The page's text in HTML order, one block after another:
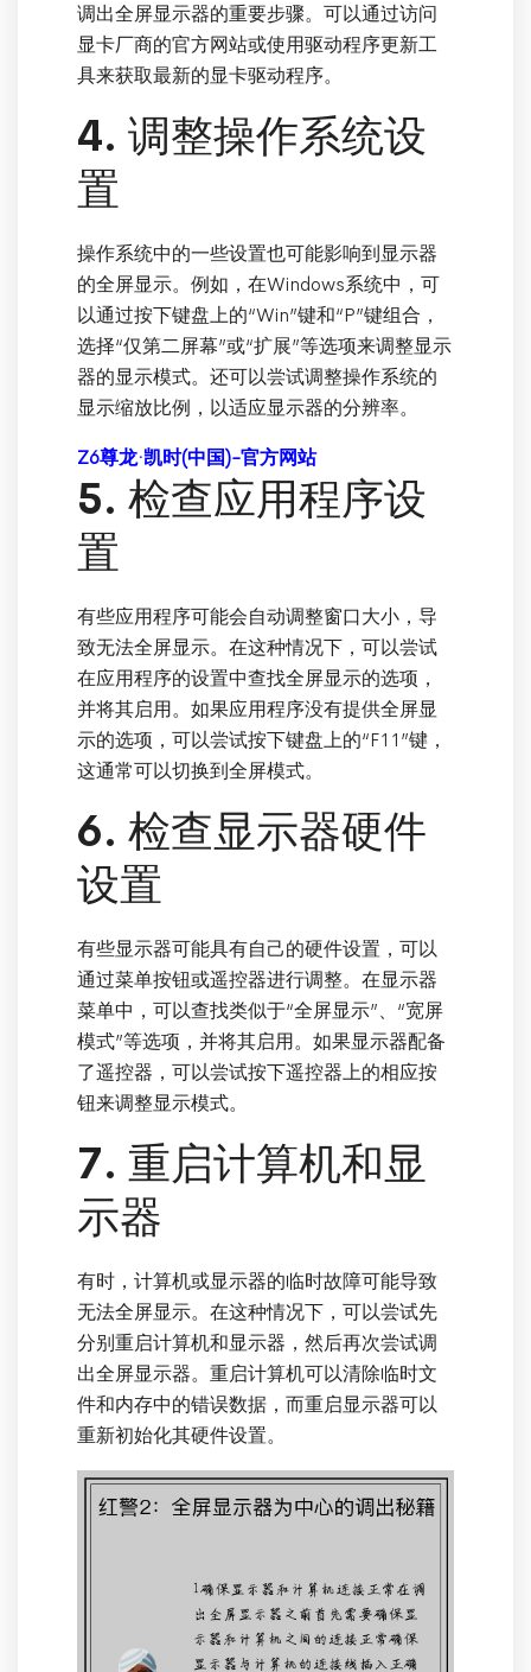
调出全屏显示器的重要步骤。可以通过访问
显卡厂商的官方网站或使用驱动程序更新工
具来获取最新的显卡驱动程序。
4. 调整操作系统设
置
操作系统中的一些设置也可能影响到显示器
的全屏显示。例如，在Windows系统中，可
以通过按下键盘上的“Win”键和“P”键组合，
选择“仅第二屏幕”或“扩展”等选项来调整显示
器的显示模式。还可以尝试调整操作系统的
显示缩放比例，以适应显示器的分辨率。
Z6尊龙·凯时(中国)-官方网站
5. 检查应用程序设
置
有些应用程序可能会自动调整窗口大小，导
致无法全屏显示。在这种情况下，可以尝试
在应用程序的设置中查找全屏显示的选项，
并将其启用。如果应用程序没有提供全屏显
示的选项，可以尝试按下键盘上的“F11”键，
这通常可以切换到全屏模式。
6. 检查显示器硬件
设置
有些显示器可能具有自己的硬件设置，可以
通过菜单按钮或遥控器进行调整。在显示器
菜单中，可以查找类似于“全屏显示”、“宽屏
模式”等选项，并将其启用。如果显示器配备
了遥控器，可以尝试按下遥控器上的相应按
钮来调整显示模式。
7. 重启计算机和显
示器
有时，计算机或显示器的临时故障可能导致
无法全屏显示。在这种情况下，可以尝试先
分别重启计算机和显示器，然后再次尝试调
出全屏显示器。重启计算机可以清除临时文
件和内存中的错误数据，而重启显示器可以
重新初始化其硬件设置。